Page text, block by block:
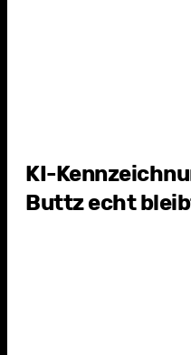
KI-
Buttz echt